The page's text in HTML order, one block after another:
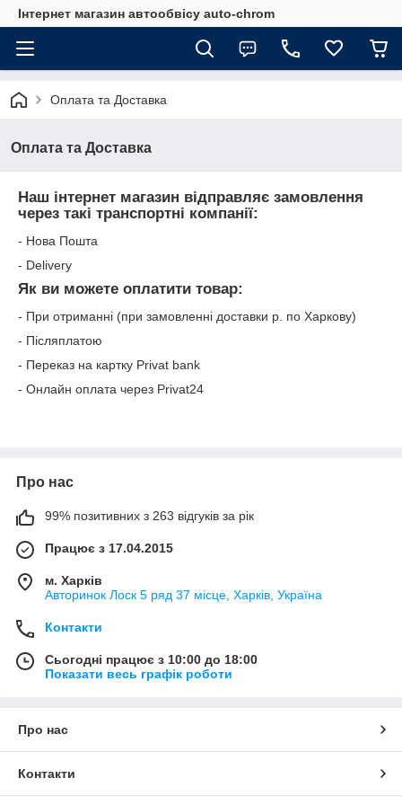
Інтернет магазин автообвісу auto-chrom
Оплата та Доставка
Оплата та Доставка
Наш інтернет магазин відправляє замовлення
через такі транспортні компанії:
- Нова Пошта
- Delivery
Як ви можете оплатити товар:
- При отриманні (при замовленні доставки р. по Харкову)
- Післяплатою
- Переказ на картку Privat bank
- Онлайн оплата через Privat24
Про нас
99% позитивних з 263 відгуків за рік
Працює з 17.04.2015
м. Харків
Авторинок Лоск 5 ряд 37 місце, Харків, Україна
Контакти
Сьогодні працює з 10:00 до 18:00
Показати весь графік роботи
Про нас
Контакти